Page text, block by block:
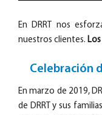
En DRRT nos
nuestros clientes.
Celebración
En marzo de 2019,
de DRRT y sus